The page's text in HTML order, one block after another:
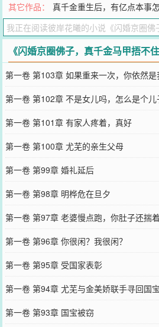
团，为此接近薄宴臣，却一步步走进薄宴
一套就是一辈子。“老婆，你不是想做京
人。”“滚犊子，男人都是我前进路上的
您要是觉得《闪婚京圈佛子，真千金马甲
要忘记向您QQ群和微博微信里的朋友推
其它作品： 真千金重生后，有亿点本事
《闪婚京圈佛子，真千金马甲捂不
第一卷 第103章 如果重来一次，你依然
第一卷 第102章 不是女儿吗，怎么是个儿
第一卷 第101章 有家人疼着，真好
第一卷 第100章 尤芜的亲生父母
第一卷 第99章 婚礼延后
第一卷 第98章 明桦危在旦夕
第一卷 第97章 老婆慢点跑，你肚子还揣
第一卷 第96章 你很闲？我很闲？
第一卷 第95章 受国家表彰
第一卷 第94章 尤芜与金美娇联手寻回国宝
第一卷 第93章 国宝被窃